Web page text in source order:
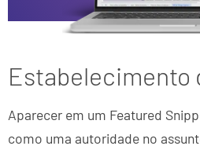
Estabelecimento
Aparecer em um Featured
como uma autoridade no